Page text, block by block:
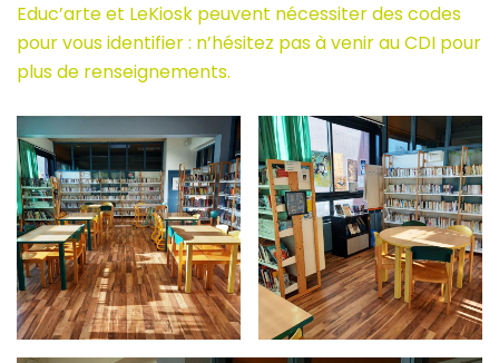
Educ’arte et LeKiosk peuvent nécessiter des codes
pour vous identifier : n’hésitez pas à venir au CDI pour
plus de renseignements.